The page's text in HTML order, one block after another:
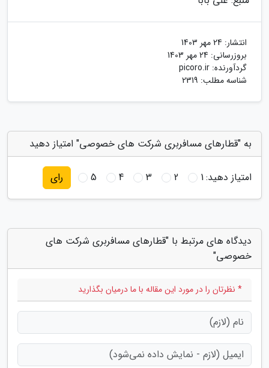
انتشار: 24 مهر 1403
بروزرسانی: 24 مهر 1403
گردآورنده: picoro.ir
شناسه مطلب: 2319
به "قطارهای مسافربری شرکت های خصوصی" امتیاز دهید
امتیاز دهید:1
2
3
4
5 رای
دیدگاه های مرتبط با "قطارهای مسافربری شرکت های
خصوصی"
* نظرتان را در مورد این مقاله با ما درمیان بگذارید